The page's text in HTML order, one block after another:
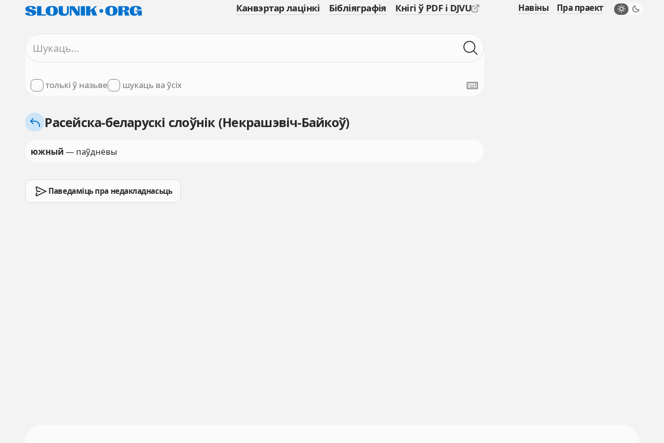
Канвэртар лацінкі Бібліяграфія Кнігі ў PDF і DJVU Навіны Пра праект
толькі ў назьве шукаць ва ўсіх
Расейска-беларускі слоўнік (Некрашэвіч-Байкоў)
южный — паўднёвы
Паведаміць пра недакладнасьць